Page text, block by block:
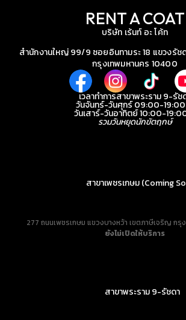
RENT A COAT
บริษัท เร้นท์ อะ โค้ท
สำนักงานใหญ่ 99/9 ซอยอินทามระ 18 แขวงรัช
กรุงเทพมหานคร 10400
เวลาทำการสาขาพระราม 9-รัช
วันจันทร์-วันศุกร์ 09:00-
วันเสาร์-วันอาทิตย์ 10:00-
รวมวันหยุดนักขัตฤกษ์
สาขาเพชรเกษม (Coming
277 ถนนเพชรเกษม แขวงบางหว้า เขตภาษีเจริญ กรุ
ยังไม่เปิดให้บริการ
สาขาพระราม 9-รัชดา